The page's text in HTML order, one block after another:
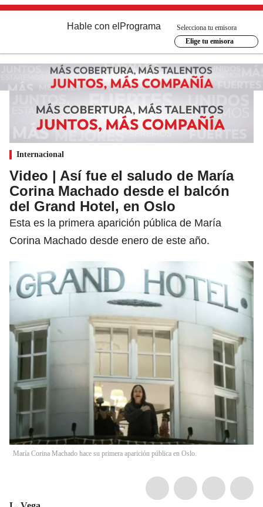
Hable con el Programa
Selecciona tu emisora
Elige tu emisora
Internacional
Video | Así fue el saludo de María
Corina Machado desde el balcón
del Grand Hotel, en Oslo
Esta es la primera aparición pública de María
Corina Machado desde enero de este año.
María Corina Machado hace su primera aparición pública en Oslo.